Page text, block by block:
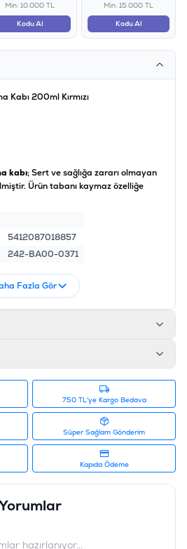
Min: 10.000 TL
Kodu Al
Min: 15.000 TL
Kodu Al
Kabı 200ml Kırmızı
kabı; Sert ve sağlığa zararı olmayan
Ürün tabanı kaymaz özelliğe
5412087018857
242-BA00-0371
Fazla Gör
750 TL'ye Kargo Bedava
Süper Sağlam Gönderim
Kapıda Ödeme
hazırlanıyor...